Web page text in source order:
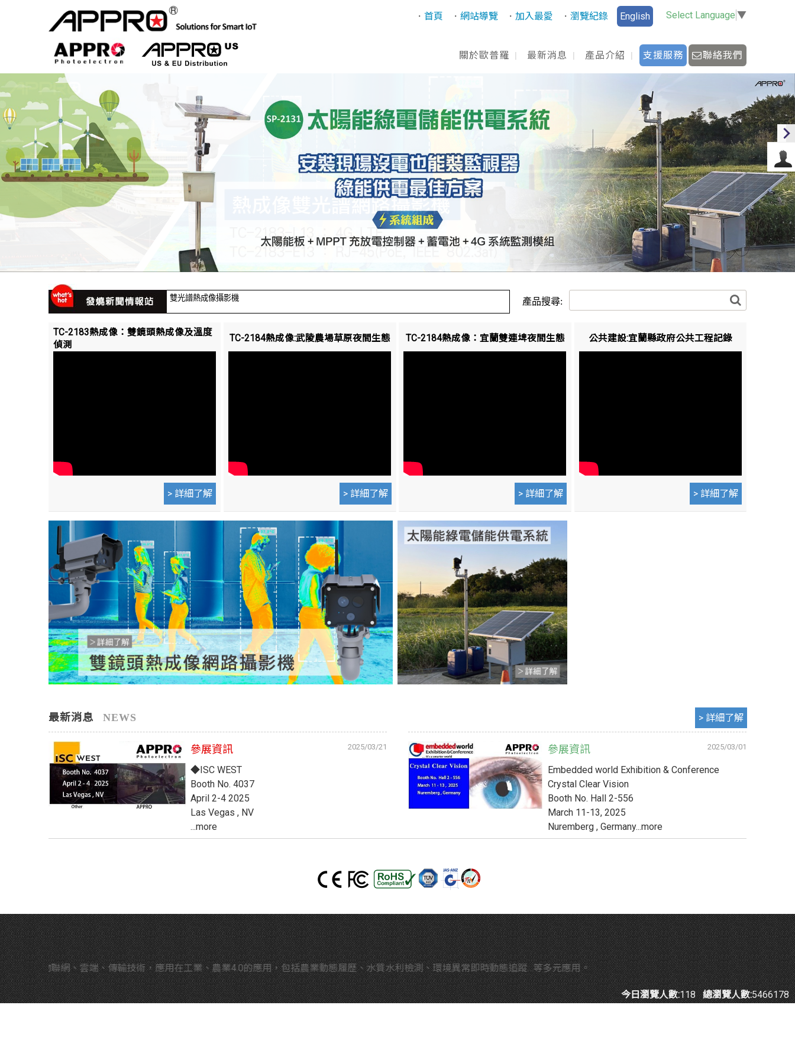
Select Language ▼
首頁 網站導覽 加入最愛 English
瀏覽紀錄
關於歐普羅 最新消息 產品介紹 支援服務 聯絡我們
V-IoT物聯網監測攝影機
TC-2183熱成像：雙鏡頭熱成像及溫度
偵測
> 詳細了解
TC-2184熱成像:武陵農場草原夜間生態
> 詳細了解
TC-2184熱成像：宜蘭雙連埤夜間生態
> 詳細了解
公共建設:宜蘭縣政府公共工程記錄
> 詳細了解
最新消息
2025/03/21
參展資訊
◆ISC WEST
Booth No. 4037
April 2-4 2025
Las Vegas , NV
...more
2025/03/01
參展資訊
Embedded world Exhibition & Conference
Crystal Clear Vision
Booth No. Hall 2-556
March 11-13, 2025
Nuremberg , Germany...more
今日瀏覽人數:118總瀏覽人數:5466178
物聯網、雲端、傳輸技術，應用在工業、農業4.0的應用，包括農業動態履歷、水質水利檢測、環境異常即時動態追蹤…等多元應用。